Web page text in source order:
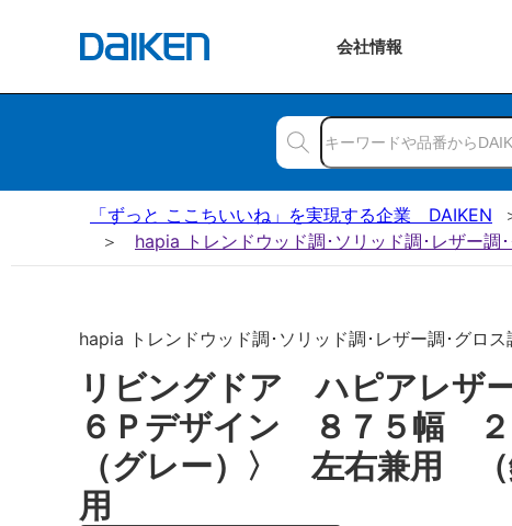
会社情報
「ずっと ここちいいね」を実現する企業 DAIKEN
hapia トレンドウッド調･ソリッド調･レザー調
hapia トレンドウッド調･ソリッド調･レザー調･グロ
リビングドア ハピアレ
６Ｐデザイン ８７５幅
（グレー）〉 左右兼用
用